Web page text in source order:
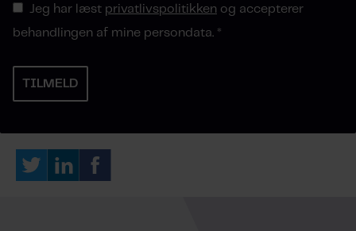
Jeg har læst privatlivspolitikken og accepterer
behandlingen af mine persondata. *